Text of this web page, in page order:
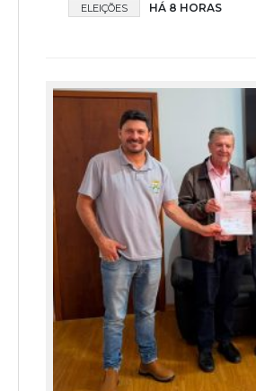
ELEIÇÕES HÁ 8 HORAS